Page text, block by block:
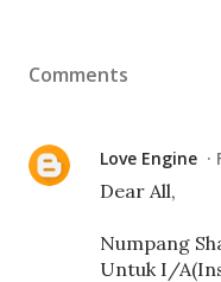
Comments
Love Engine
Dear All,
Numpang
Untuk I/